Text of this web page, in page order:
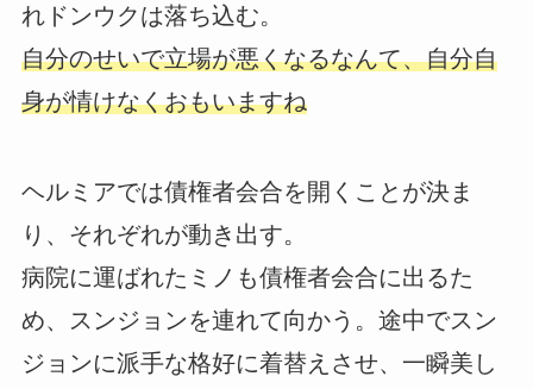
れドンウクは落ち込む。
自分のせいで立場が悪くなるなんて、自分自
身が情けなくおもいますね
ヘルミアでは債権者会合を開くことが決ま
り、それぞれが動き出す。
病院に運ばれたミノも債権者会合に出るた
め、スンジョンを連れて向かう。途中でスン
ジョンに派手な格好に着替えさせ、一瞬美し